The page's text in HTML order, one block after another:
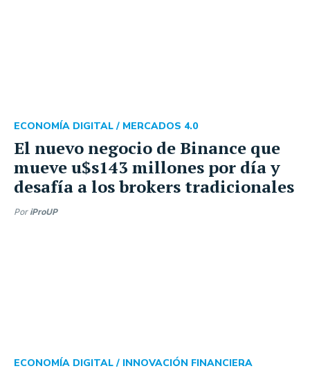
El nuevo negocio de Binance que
mueve u$s143 millones por día y
desafía a los brokers tradicionales
ECONOMÍA DIGITAL / MERCADOS 4.0
Por iProUP
ECONOMÍA DIGITAL / INNOVACIÓN FINANCIERA